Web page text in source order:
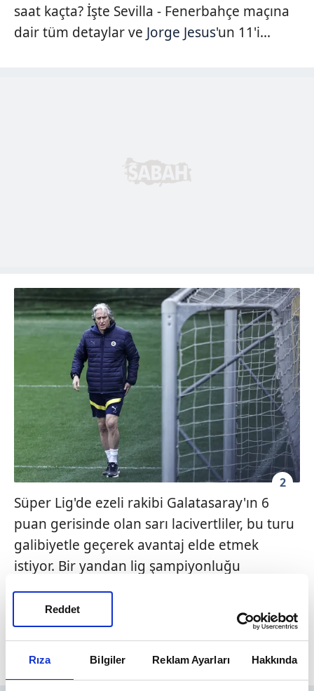
Rıza Bilgiler Reklam Ayarları Hakkında
Reddet
saat kaçta? İşte Sevilla - Fenerbahçe maçına
dair tüm detaylar ve Jorge Jesus'un 11'i...
2
Süper Lig'de ezeli rakibi Galatasaray'ın 6
puan gerisinde olan sarı lacivertliler, bu turu
galibiyetle geçerek avantaj elde etmek
istiyor. Bir yandan lig şampiyonluğu
hedefleyen Fenerbahçe, bir yandan da UEFA
Avrupa Ligi'nde de ilerleme peşinde. Tüm bu
gelişmelerle birlikte teknik direktör Jorge